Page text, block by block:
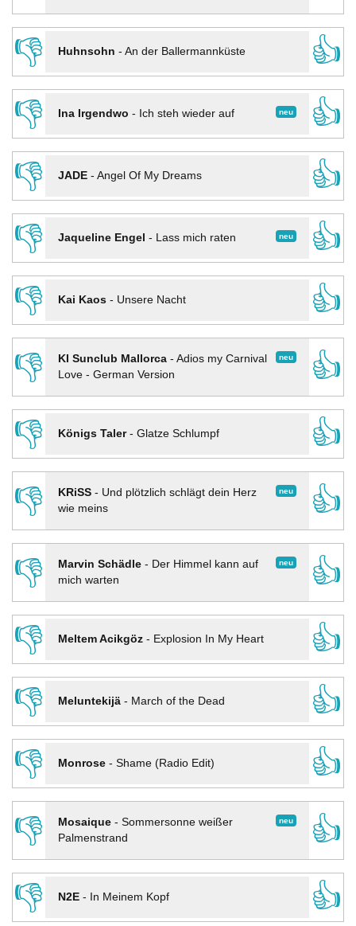
👎
Huhnsohn - An der Ballermannküste
👍
👎
neu
Ina Irgendwo - Ich steh wieder auf
👍
👎
JADE- Angel Of My Dreams
👍
👎
neu
Jaqueline Engel - Lass mich raten
👍
👎
Kai Kaos- Unsere Nacht
👍
👎
neu
KI Sunclub Mallorca- Adios my Carnival
Love - German Version
👍
👎
Königs Taler- Glatze Schlumpf
👍
👎
neu
KRiSS- Und plötzlich schlägt dein Herz
wie meins
👍
👎 neu
Marvin Schädle- Der Himmel kann auf
mich warten
👍
👎
Meltem Acikgöz- Explosion In My Heart
👍
👎
Meluntekijä- March of the Dead
👍
👎
Monrose- Shame (Radio Edit)
👍
👎
neu
Mosaique- Sommersonne weißer
Palmenstrand
👍
👎
N2E- In Meinem Kopf
👍